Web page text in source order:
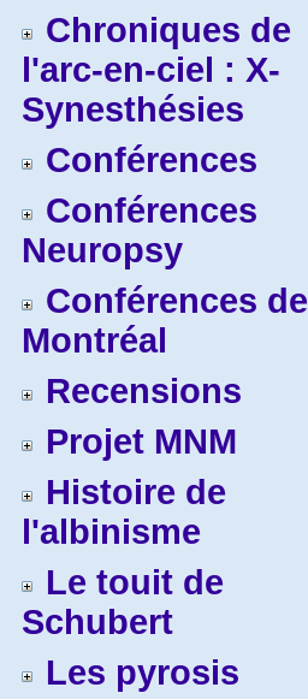
Chroniques de
l'arc-en-ciel : X-
Synesthésies
Conférences
Conférences
Neuropsy
Conférences de
Montréal
Recensions
Projet MNM
Histoire de
l'albinisme
Le touit de
Schubert
Les pyrosis